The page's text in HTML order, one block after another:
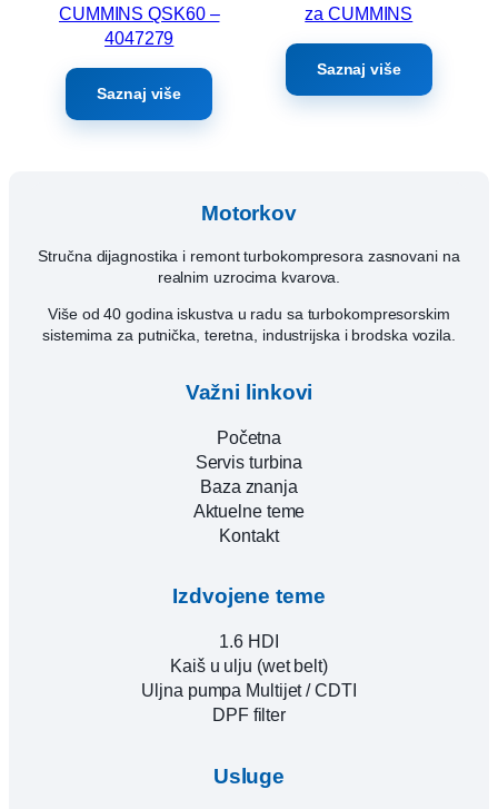
CUMMINS QSK60 –
4047279
Saznaj više
za CUMMINS
Saznaj više
Motorkov
Stručna dijagnostika i remont turbokompresora zasnovani na
realnim uzrocima kvarova.
Više od 40 godina iskustva u radu sa turbokompresorskim
sistemima za putnička, teretna, industrijska i brodska vozila.
Važni linkovi
Početna
Servis turbina
Baza znanja
Aktuelne teme
Kontakt
Izdvojene teme
1.6 HDI
Kaiš u ulju (wet belt)
Uljna pumpa Multijet / CDTI
DPF filter
Usluge